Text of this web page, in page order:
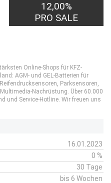
12,00%
PRO SALE
Online-Shops für KFZ-
AGM- und GEL-Batterien für
Parksensoren,
Nachrüstung. Über 60.000
und Service-Hotline. Wir freuen uns
16.01.2023
0 %
30 Tage
bis 6 Wochen